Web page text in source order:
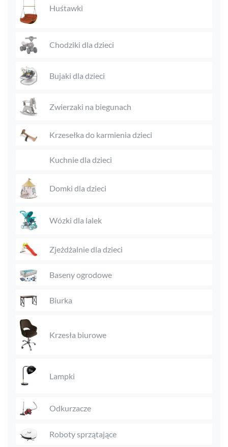
Huśtawki
Chodziki dla dzieci
Bujaki dla dzieci
Zwierzaki na biegunach
Krzesełka do karmienia dzieci
Kuchnie dla dzieci
Domki dla dzieci
Wózki dla lalek
Zjeżdżalnie dla dzieci
Baseny ogrodowe
Biurka
Krzesła biurowe
Lampki
Odkurzacze
Roboty sprzątające